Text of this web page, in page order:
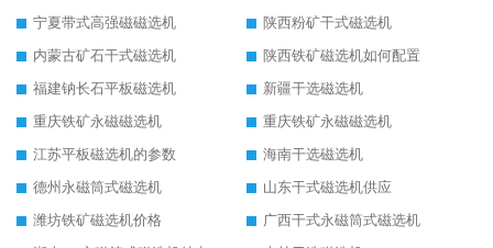
宁夏带式高强磁磁选机
陕西粉矿干式磁选机
内蒙古矿石干式磁选机
陕西铁矿磁选机如何配置
福建钠长石平板磁选机
新疆干选磁选机
重庆铁矿永磁磁选机
重庆铁矿永磁磁选机
江苏平板磁选机的参数
海南干选磁选机
德州永磁筒式磁选机
山东干式磁选机供应
潍坊铁矿磁选机价格
广西干式永磁筒式磁选机